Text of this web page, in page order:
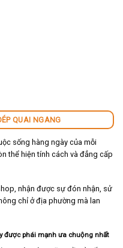
QUAI NGANG
sống hàng ngày của mỗi
thể hiện tính cách và đẳng cấp
nhận được sự đón nhận, sử
chỉ ở địa phường mà lan
được phái mạnh ưa chuộng nhất